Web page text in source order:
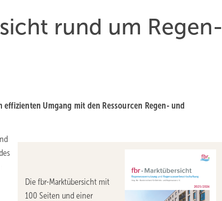
rund um Regen­
Umgang mit den Ressourcen Regen- und
Die fbr-Marktübersicht mit
100 Seiten und einer